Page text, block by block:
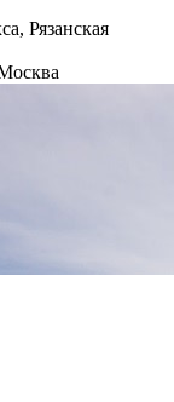
Рязанская